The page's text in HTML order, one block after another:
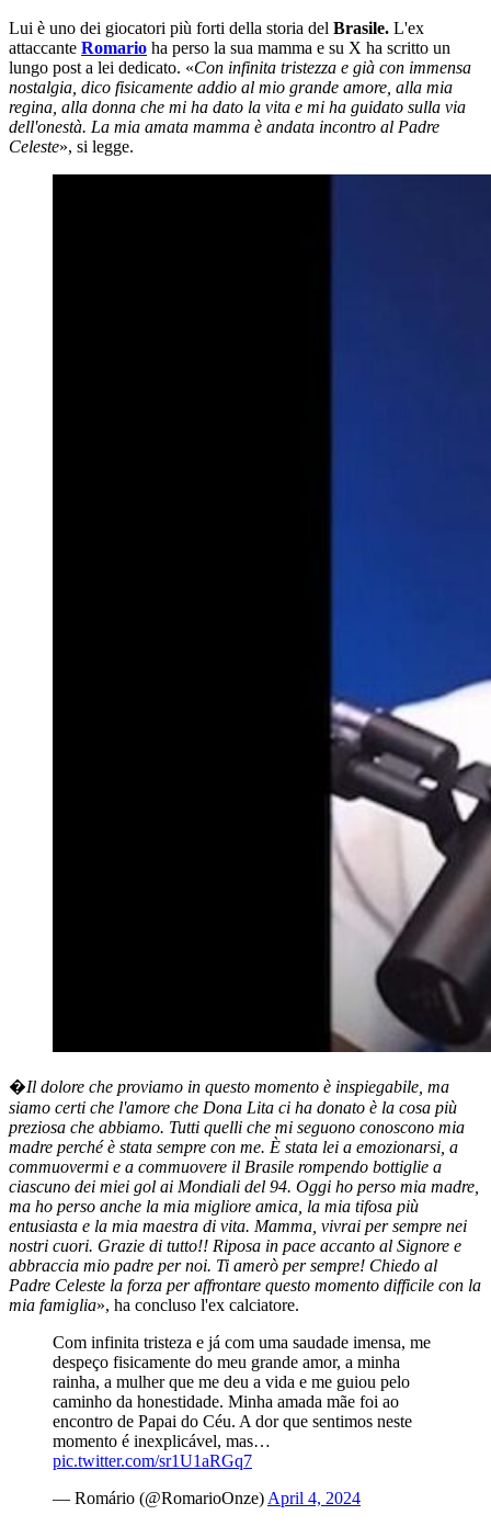
Lui è uno dei giocatori più forti della storia del Brasile. L'ex
attaccante Romario ha perso la sua mamma e su X ha scritto un
lungo post a lei dedicato. «Con infinita tristezza e già con immensa
nostalgia, dico fisicamente addio al mio grande amore, alla mia
regina, alla donna che mi ha dato la vita e mi ha guidato sulla via
dell'onestà. La mia amata mamma è andata incontro al Padre
Celeste», si legge.
�Il dolore che proviamo in questo momento è inspiegabile, ma
siamo certi che l'amore che Dona Lita ci ha donato è la cosa più
preziosa che abbiamo. Tutti quelli che mi seguono conoscono mia
madre perché è stata sempre con me. È stata lei a emozionarsi, a
commuovermi e a commuovere il Brasile rompendo bottiglie a
ciascuno dei miei gol ai Mondiali del 94. Oggi ho perso mia madre,
ma ho perso anche la mia migliore amica, la mia tifosa più
entusiasta e la mia maestra di vita. Mamma, vivrai per sempre nei
nostri cuori. Grazie di tutto!! Riposa in pace accanto al Signore e
abbraccia mio padre per noi. Ti amerò per sempre! Chiedo al
Padre Celeste la forza per affrontare questo momento difficile con la
mia famiglia», ha concluso l'ex calciatore.
Com infinita tristeza e já com uma saudade imensa, me
despeço fisicamente do meu grande amor, a minha
rainha, a mulher que me deu a vida e me guiou pelo
caminho da honestidade. Minha amada mãe foi ao
encontro de Papai do Céu. A dor que sentimos neste
momento é inexplicável, mas…
pic.twitter.com/sr1U1aRGq7
— Romário (@RomarioOnze) April 4, 2024